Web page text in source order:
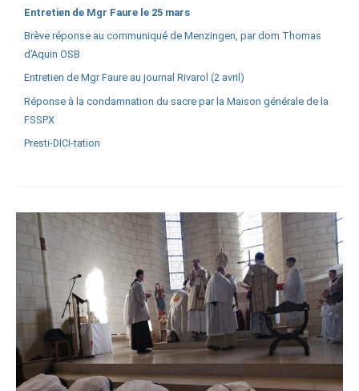
Entretien de Mgr Faure le 25 mars
Brève réponse au communiqué de Menzingen, par dom Thomas
d’Aquin OSB
Entretien de Mgr Faure au journal Rivarol (2 avril)
Réponse à la condamnation du sacre par la Maison générale de la
FSSPX
Presti-DICI-tation